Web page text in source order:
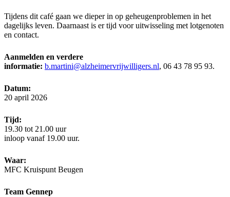
Tijdens dit café gaan we dieper in op geheugenproblemen in het
dagelijks leven. Daarnaast is er tijd voor uitwisseling met lotgenoten
en contact.
Aanmelden en verdere
informatie: b.martini@alzheimervrijwilligers.nl, 06 43 78 95 93.
Datum:
20 april 2026
Tijd:
19.30 tot 21.00 uur
inloop vanaf 19.00 uur.
Waar:
MFC Kruispunt Beugen
Team Gennep